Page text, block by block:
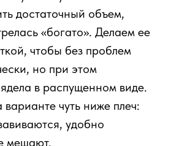
достаточный объем,
«богато». Делаем ее
чтобы без проблем
но при этом
в распущенном виде.
чуть ниже плеч:
удобно
мешают.